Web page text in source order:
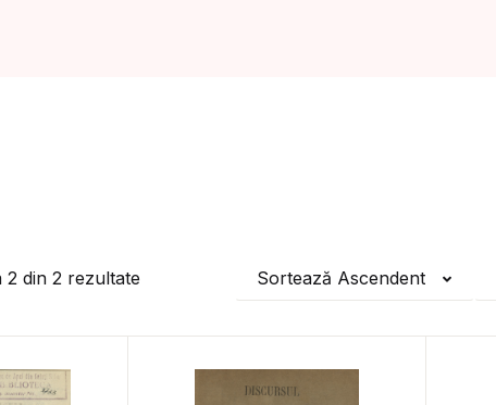
2din 2rezultate Sortează Ascendent